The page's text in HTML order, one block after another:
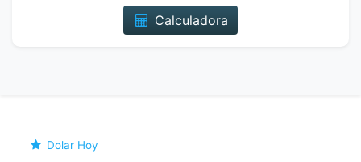
Calculadora
Dolar Hoy